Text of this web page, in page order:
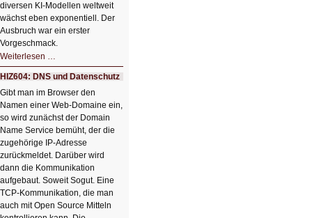
diversen KI-Modellen weltweit
wächst eben exponentiell. Der
Ausbruch war ein erster
Vorgeschmack.
Weiterlesen …
Der
Ausbruch
der
KI
HIZ604: DNS und Datenschutz
Gibt man im Browser den
Namen einer Web-Domaine ein,
so wird zunächst der Domain
Name Service bemüht, der die
zugehörige IP-Adresse
zurückmeldet. Darüber wird
dann die Kommunikation
aufgebaut. Soweit Sogut. Eine
TCP-Kommunikation, die man
auch mit Open Source Mitteln